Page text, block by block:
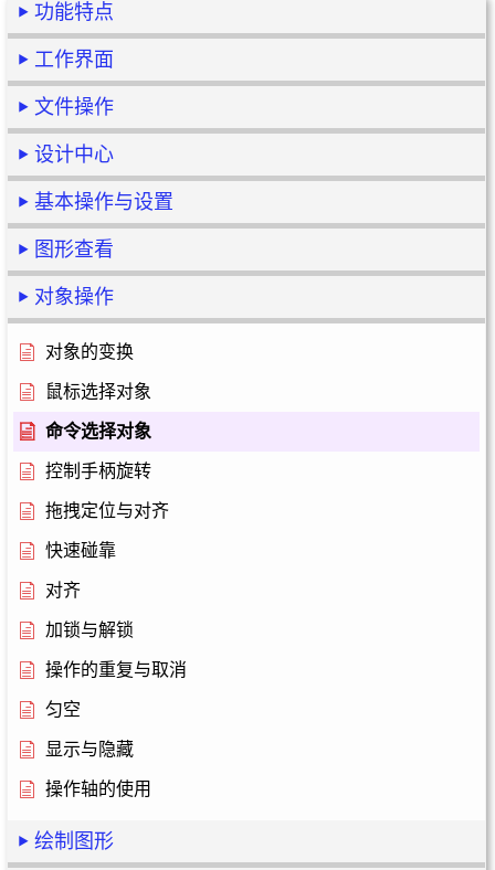
功能特点
工作界面
文件操作
设计中心
基本操作与设置
图形查看
对象操作
对象的变换
鼠标选择对象
命令选择对象
控制手柄旋转
拖拽定位与对齐
快速碰靠
对齐
加锁与解锁
操作的重复与取消
匀空
显示与隐藏
操作轴的使用
绘制图形